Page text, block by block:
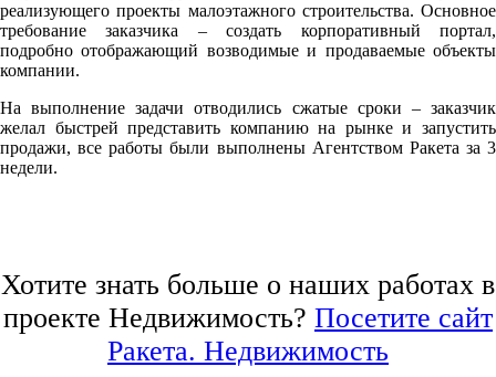
реализующего проекты малоэтажного строительства. Основное
требование заказчика – создать корпоративный портал,
подробно отображающий возводимые и продаваемые объекты
компании.
На выполнение задачи отводились сжатые сроки – заказчик
желал быстрей представить компанию на рынке и запустить
продажи, все работы были выполнены Агентством Ракета за 3
недели.
Хотите знать больше о наших работах в
проекте Недвижимость? Посетите сайт
Ракета. Недвижимость